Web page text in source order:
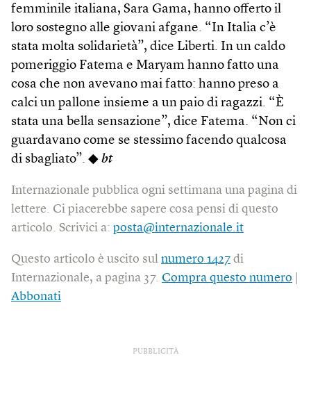
femminile italiana, Sara Gama, hanno offerto il
loro sostegno alle giovani afgane. “In Italia c’è
stata molta solidarietà”, dice Liberti. In un caldo
pomeriggio Fatema e Maryam hanno fatto una
cosa che non avevano mai fatto: hanno preso a
calci un pallone insieme a un paio di ragazzi. “È
stata una bella sensazione”, dice Fatema. “Non ci
guardavano come se stessimo facendo qualcosa
di sbagliato”. ◆ bt
Internazionale pubblica ogni settimana una pagina di
lettere. Ci piacerebbe sapere cosa pensi di questo
articolo. Scrivici a: posta@internazionale.it
Questo articolo è uscito sul numero 1427 di
Internazionale, a pagina 37. Compra questo numero
Abbonati
PUBBLICITÀ